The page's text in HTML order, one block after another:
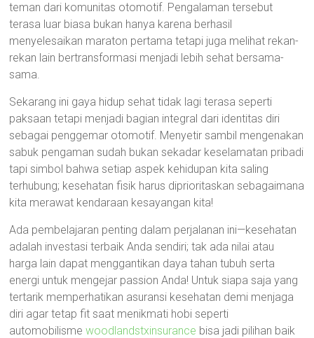
teman dari komunitas otomotif. Pengalaman tersebut
terasa luar biasa bukan hanya karena berhasil
menyelesaikan maraton pertama tetapi juga melihat rekan-
rekan lain bertransformasi menjadi lebih sehat bersama-
sama.
Sekarang ini gaya hidup sehat tidak lagi terasa seperti
paksaan tetapi menjadi bagian integral dari identitas diri
sebagai penggemar otomotif. Menyetir sambil mengenakan
sabuk pengaman sudah bukan sekadar keselamatan pribadi
tapi simbol bahwa setiap aspek kehidupan kita saling
terhubung; kesehatan fisik harus diprioritaskan sebagaimana
kita merawat kendaraan kesayangan kita!
Ada pembelajaran penting dalam perjalanan ini—kesehatan
adalah investasi terbaik Anda sendiri; tak ada nilai atau
harga lain dapat menggantikan daya tahan tubuh serta
energi untuk mengejar passion Anda! Untuk siapa saja yang
tertarik memperhatikan asuransi kesehatan demi menjaga
diri agar tetap fit saat menikmati hobi seperti
automobilismewoodlandstxinsurance bisa jadi pilihan baik